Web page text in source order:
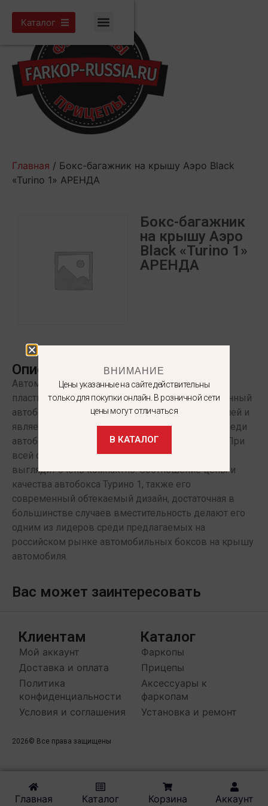
Каталог
Главная Каталог Корзина Аккаунт
Главная / Бокс-багажник на крышу Аэро Black
«Turino 1» АРЕНДА
Бокс-багажник
на крышу Аэро
Black «Turino 1»
АРЕНДА
Описание
Автомобильный бокс Turino 1 выполнен из ABS
пластика с фигурным тиснением «Шагрень». Данный
автобокс подойдет на крышу многих автомобилей и
является наиболее востребованной моделью среди
автобоксов производства компании PT GROUP. При
всей своей вместительности, внешне автобокс
выглядит очень компактно. Соотношение цены и
качества автобокса Турино 1, также его
современный обтекаемый дизайн, достаточная в
большинстве случаев вместительность делают его
одним из лидеров среди предлагаемых на
российском рынке автомобильных боксов на крышу
автомобиля.
Вас может заинтересовать
Клиентам
Мой аккаунт
Доставка и оплата
Политика
конфиденциальности
Условия и соглашения
Каталог
Фаркопы
Прицепы
Аксессуары к
фаркопам
Установка и ремонт
2026© Все права защищены
ВНИМАНИЕ
Цены указанные на сайте действительны
только для покупки онлайн. В розничной сети
цены могут отличаться
В КАТАЛОГ